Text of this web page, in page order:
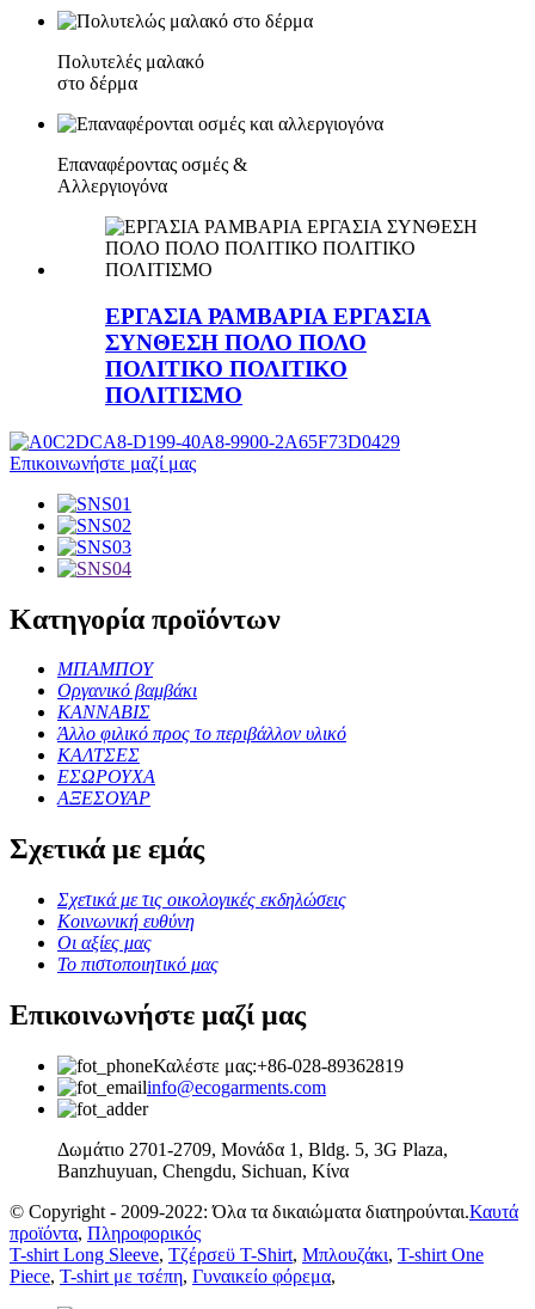
Πολυτελές μαλακό
στο δέρμα
Επαναφέροντας οσμές &
Αλλεργιογόνα
ΕΡΓΑΣΙΑ ΡΑΜΒΑΡΙΑ ΕΡΓΑΣΙΑ
ΣΥΝΘΕΣΗ ΠΟΛΟ ΠΟΛΟ
ΠΟΛΙΤΙΚΟ ΠΟΛΙΤΙΚΟ
ΠΟΛΙΤΙΣΜΟ
Επικοινωνήστε μαζί μας
Κατηγορία προϊόντων
ΜΠΑΜΠΟΥ
Οργανικό βαμβάκι
ΚΑΝΝΑΒΙΣ
Άλλο φιλικό προς το περιβάλλον υλικό
ΚΑΛΤΣΕΣ
ΕΣΩΡΟΥΧΑ
ΑΞΕΣΟΥΑΡ
Σχετικά με εμάς
Σχετικά με τις οικολογικές εκδηλώσεις
Κοινωνική ευθύνη
Οι αξίες μας
Το πιστοποιητικό μας
Επικοινωνήστε μαζί μας
Καλέστε μας:+86-028-89362819
info@ecogarments.com
Δωμάτιο 2701-2709, Μονάδα 1, Bldg. 5, 3G Plaza,
Banzhuyuan, Chengdu, Sichuan, Κίνα
© Copyright - 2009-2022: Όλα τα δικαιώματα διατηρούνται.Καυτά
προϊόντα, Πληροφορικός
T-shirt Long Sleeve, Τζέρσεϋ T-Shirt, Μπλουζάκι, T-shirt One
Piece, T-shirt με τσέπη, Γυναικείο φόρεμα,